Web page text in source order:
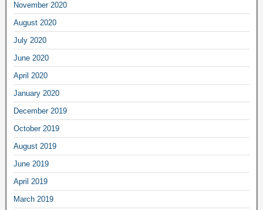
November 2020
August 2020
July 2020
June 2020
April 2020
January 2020
December 2019
October 2019
August 2019
June 2019
April 2019
March 2019